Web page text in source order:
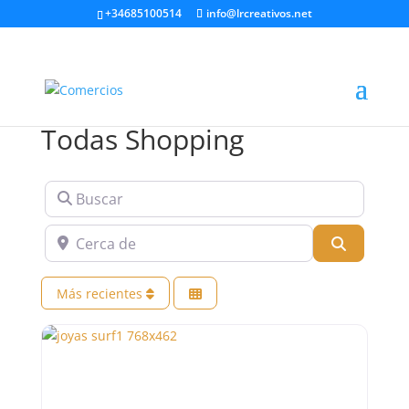
+34685100514 info@lrcreativos.net
Todas Shopping
Buscar
Cerca de
Más recientes